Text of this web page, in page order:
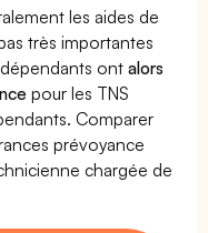
les aides de
très importantes
ontalors
pour les TNS
Comparer
prévoyance
chargée de